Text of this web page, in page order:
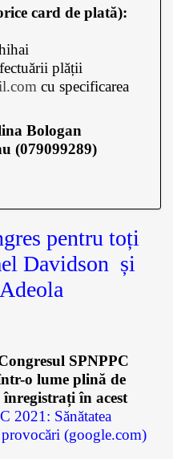
card de plată):
plății
cu specificarea
Bologan
(079099289)
pentru toți
Davidson și
SPNPPC
o lume plină de
în acest
2021: Sănătatea
(google.com)